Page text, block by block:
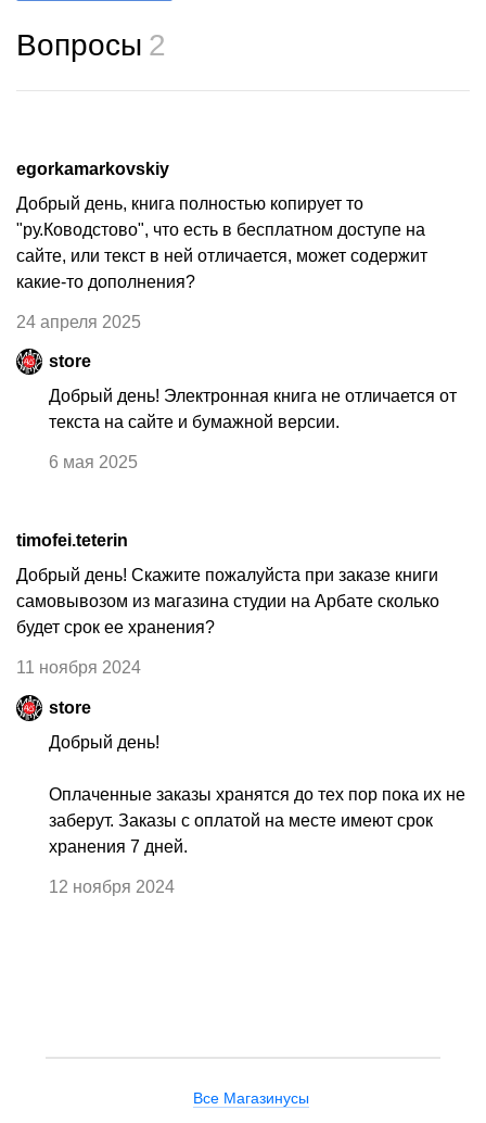
Вопросы 2
egorkamarkovskiy
Добрый день, книга полностью копирует то
"ру.Ководстово", что есть в бесплатном доступе на
сайте, или текст в ней отличается, может содержит
какие-то дополнения?
24 апреля 2025
store
Добрый день! Электронная книга не отличается от
текста на сайте и бумажной версии.
6 мая 2025
timofei.teterin
Добрый день! Скажите пожалуйста при заказе книги
самовывозом из магазина студии на Арбате сколько
будет срок ее хранения?
11 ноября 2024
store
Добрый день!
Оплаченные заказы хранятся до тех пор пока их не
заберут. Заказы с оплатой на месте имеют срок
хранения 7 дней.
12 ноября 2024
Все Магазинусы